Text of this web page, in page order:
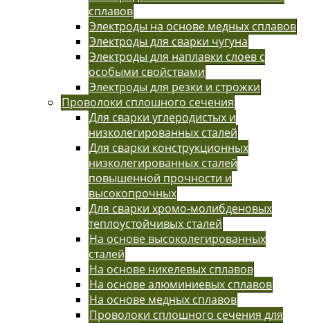
сплавов
Электроды на основе медных сплавов
Электроды для сварки чугуна
Электроды для наплавки слоев с
особыми свойствами
Электроды для резки и строжки
Проволоки сплошного сечения
Для сварки углеродистых и
низколегированных сталей
Для сварки конструкционных
низколегированных сталей
повышенной прочности и
высокопрочных
Для сварки хромо-молибденовых
теплоустойчивых сталей
На основе высоколегированных
сталей
На основе никелевых сплавов
На основе алюминиевых сплавов
На основе медных сплавов
Проволоки сплошного сечения для